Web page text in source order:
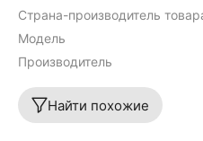
Страна-производитель
Модель
Производитель
Найти похожие